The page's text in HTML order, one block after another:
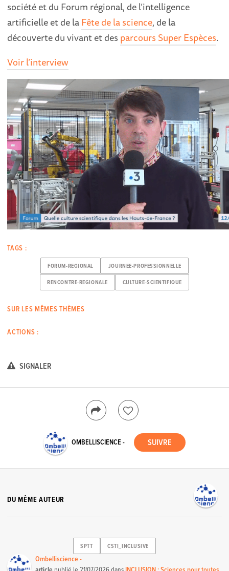
société et du Forum régional, de l’intelligence
artificielle et de laFête de la science, de la
découverte du vivant et des parcours Super Espèces.
Voir l’interview
TAGS :
FORUM-REGIONAL JOURNEE-PROFESSIONNELLE
RENCONTRE-REGIONALE CULTURE-SCIENTIFIQUE
SUR LES MÊMES THÈMES
ACTIONS :
SIGNALER
OMBELLISCIENCE -
DU MÊME AUTEUR
SPTT CSTI_INCLUSIVE
Ombelliscience -